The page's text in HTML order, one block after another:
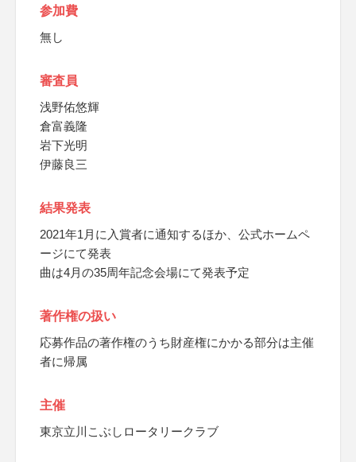
参加費
無し
審査員
浅野佑悠輝
倉富義隆
岩下光明
伊藤良三
結果発表
2021年1月に入賞者に通知するほか、公式ホームペ
ージにて発表
曲は4月の35周年記念会場にて発表予定
著作権の扱い
応募作品の著作権のうち財産権にかかる部分は主催
者に帰属
主催
東京立川こぶしロータリークラブ